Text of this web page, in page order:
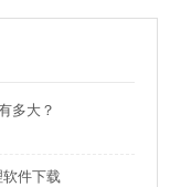
多大？
件下载